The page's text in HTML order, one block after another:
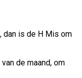
dan is de H Mis om
de maand, om